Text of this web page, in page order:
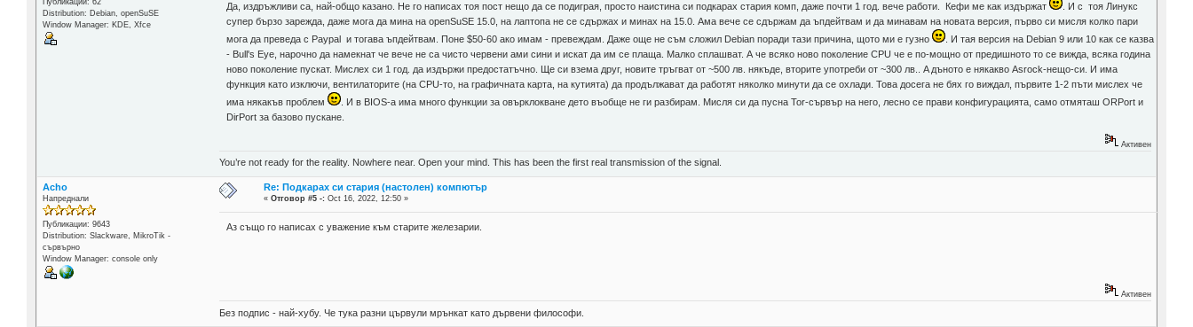
Distribution: Debian, openSuSE
Window Manager: KDE, Xfce
Да, издръжливи са, най-общо казано. Не го написах тоя пост нещо да се подиграя, просто наистина си подкарах стария комп, даже почти 1 год. вече работи. Кефи ме как издържат
. И с тоя Линукс
супер бързо зарежда, даже мога да мина на openSuSE 15.0, на лаптопа не се сдържах и минах на 15.0. Ама вече се сдържам да ъпдейтвам и да минавам на новата версия, първо си мисля колко пари
мога да преведа с Paypal и тогава ъпдейтвам. Поне $50-60 ако имам - превеждам. Даже още не съм сложил Debian поради тази причина, щото ми е гузно
. И тая версия на Debian 9 или 10 как се казва
- Bull's Eye, нарочно да намекнат че вече не са чисто червени ами сини и искат да им се плаща. Малко сплашват. А че всяко ново поколение CPU че е по-мощно от предишното то се вижда, всяка година
ново поколение пускат. Мислех си 1 год. да издържи предостатъчно. Ще си взема друг, новите тръгват от ~500 лв. някъде, вторите употреби от ~300 лв.. A дъното е някакво Asrock-нещо-си. И има
функция като изключи, вентилаторите (на CPU-то, на графичната карта, на кутията) да продължават да работят няколко минути да се охлади. Това досега не бях го виждал, първите 1-2 пъти мислех че
има някакъв проблем
. И в BIOS-а има много функции за овърклокване дето въобще не ги разбирам. Мисля си да пусна Tor-сървър на него, лесно се прави конфигурацията, само отмяташ ORPort и
DirPort за базово пускане.
Активен
You’re not ready for the reality. Nowhere near. Open your mind. This has been the first real transmission of the signal.
Acho
Напреднали
Публикации: 9643
Distribution: Slackware, MikroTik -
сървърно
Window Manager: console only
Re: Подкарах си стария (настолен) компютър
«Отговор #5 -: Oct 16, 2022, 12:50 »
Аз също го написах с уважение към старите железарии.
Активен
Без подпис - най-хубу. Че тука разни цървули мрънкат като дървени философи.